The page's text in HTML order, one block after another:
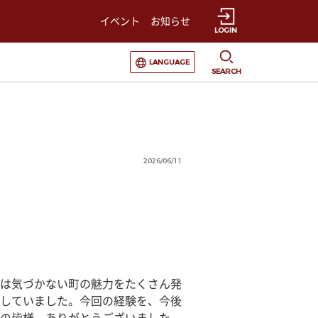
イベント お知らせ
LOGIN
選択すると言語の切替が発生します
LANGUAGE
SEARCH
2026/06/11
気づかない町の魅力をたくさん発
ていました。今回の経験を、今後